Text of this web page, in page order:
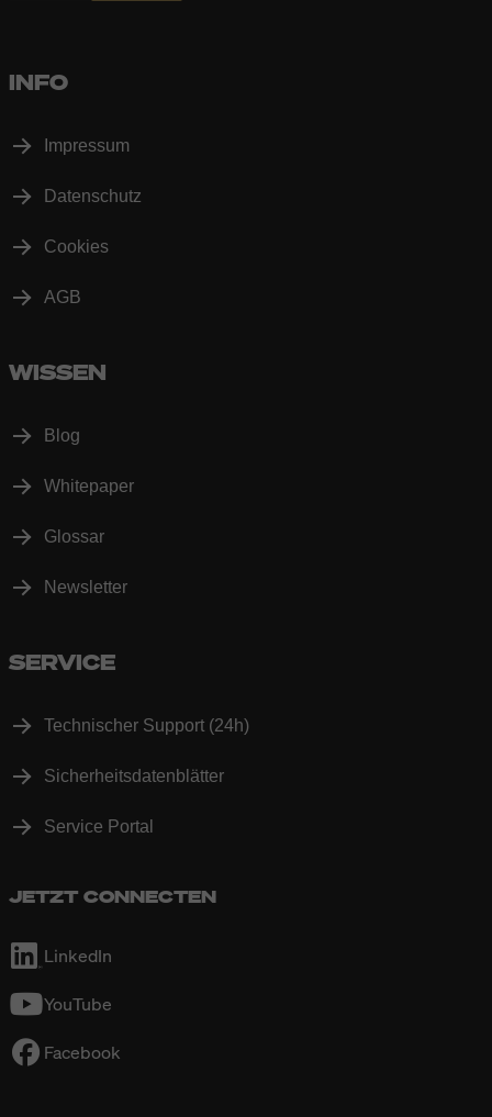
INFO
Impressum
Datenschutz
Cookies
AGB
WISSEN
Blog
Whitepaper
Glossar
Newsletter
SERVICE
Technischer Support (24h)
Sicherheitsdatenblätter
Service Portal
JETZT CONNECTEN
LinkedIn
YouTube
Facebook